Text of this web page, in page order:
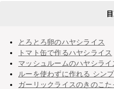
とろとろ卵のハヤシライス
トマト缶で作るハヤシライス
マッシュルームのハヤシライ
ルーを使わずに作れる シン
ガーリックライスのきのこ